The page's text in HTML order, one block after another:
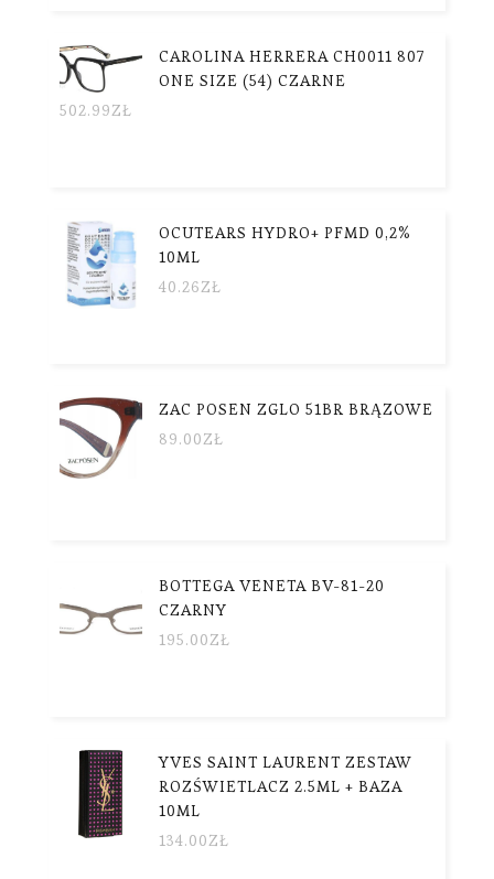
CAROLINA HERRERA CH0011 807
ONE SIZE (54) CZARNE
502.99ZŁ
OCUTEARS HYDRO+ PFMD 0,2%
10ML
40.26ZŁ
ZAC POSEN ZGLO 51BR BRĄZOWE
89.00ZŁ
BOTTEGA VENETA BV-81-20
CZARNY
195.00ZŁ
YVES SAINT LAURENT ZESTAW
ROZŚWIETLACZ 2.5ML + BAZA
10ML
134.00ZŁ